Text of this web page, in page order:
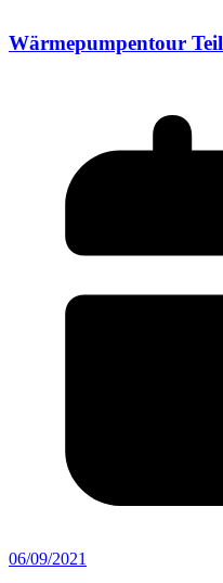
Wärmepumpentour
06/09/2021